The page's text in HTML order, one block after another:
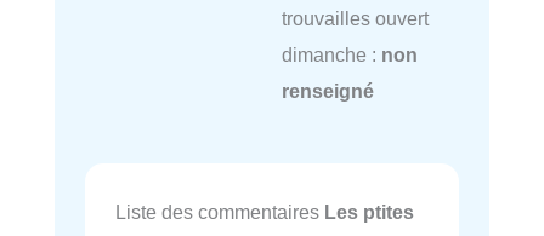
trouvailles ouvert
dimanche : non
renseigné
Liste des commentaires Les ptites